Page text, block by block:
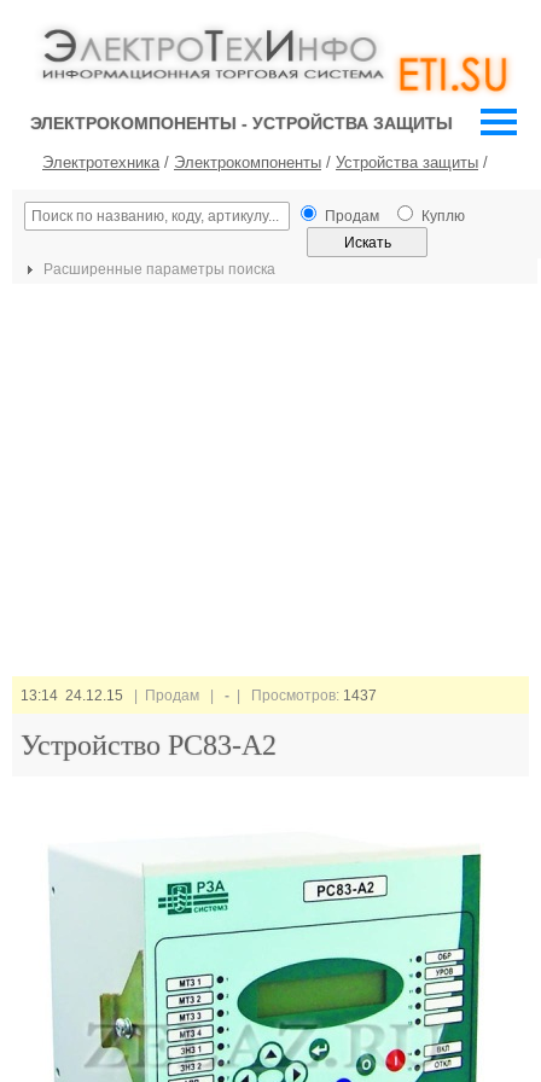
ЭЛЕКТРОКОМПОНЕНТЫ - УСТРОЙСТВА ЗАЩИТЫ
Электротехника/ Электрокомпоненты / Устройства защиты /
Продам Куплю
Расширенные параметры поиска
13:14 24.12.15 | Продам | - | Просмотров: 1437
Устройство РС83-А2